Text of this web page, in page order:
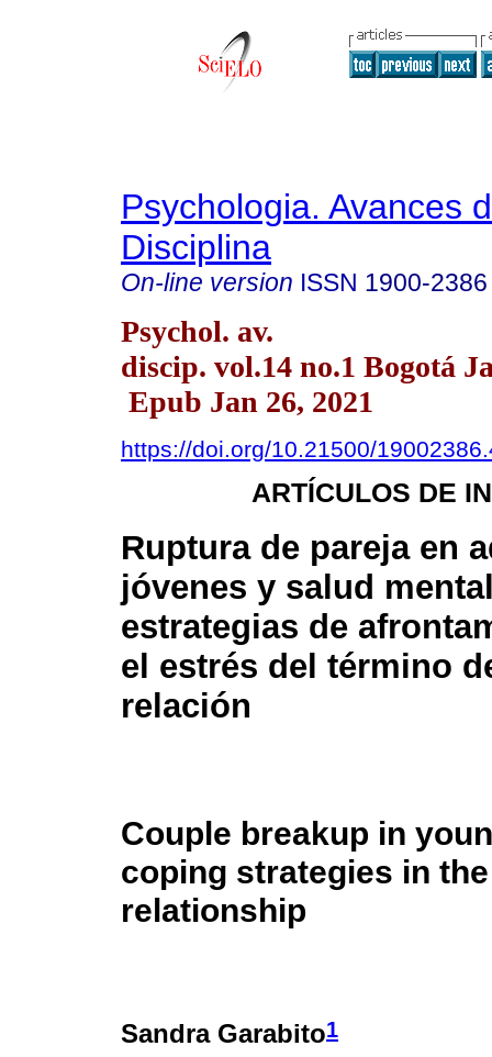
Psychologia. Avances
Disciplina
On-line version ISSN 1900-2386
Psychol. av.
discip. vol.14 no.1 Bogotá
Epub Jan 26, 2021
https://doi.org/10.21500/
ARTÍCULOS DE
Ruptura de pareja en
jóvenes y salud
estrategias de
el estrés del término
relación
Couple breakup in
coping strategies in
relationship
Sandra Garabito1